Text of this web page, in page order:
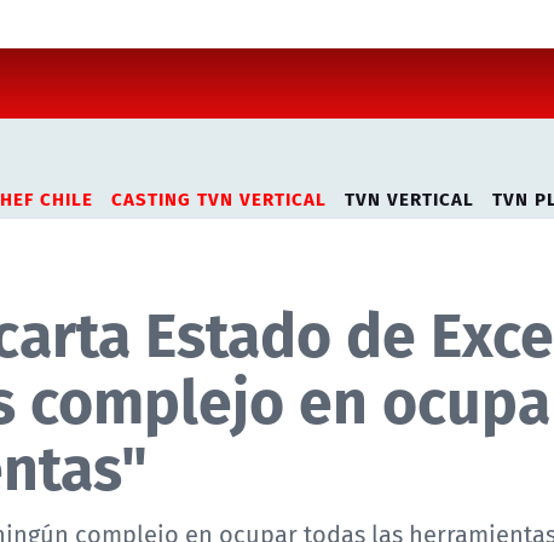
CHILE CASTING TVN VERTICAL TVN VERTICAL TVN
Estado de
complejo en
complejo en ocupar todas las